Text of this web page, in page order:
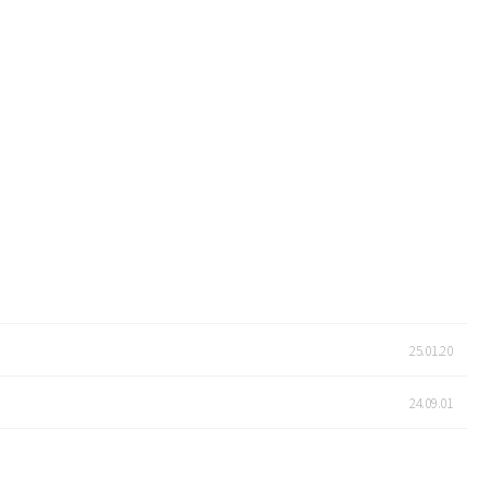
25.01.20
24.09.01